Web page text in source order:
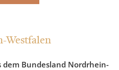
Westfalen
Bundesland Nordrhein-